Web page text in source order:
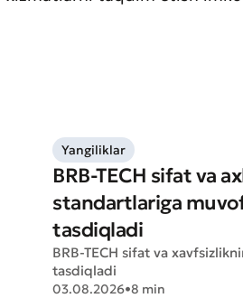
Yomon
Yangiliklar
BRB-TECH sifat va
standartlariga
tasdiqladi
BRB-TECH sifat va
tasdiqladi
03.08.2026•8 min